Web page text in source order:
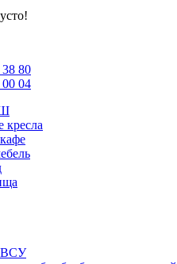
80
04
кресла
ВСУ